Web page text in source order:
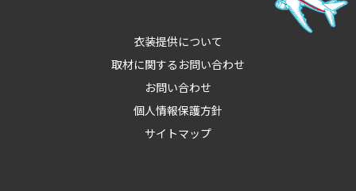
衣装提供について
取材に関するお問い合わせ
お問い合わせ
個人情報保護方針
サイトマップ